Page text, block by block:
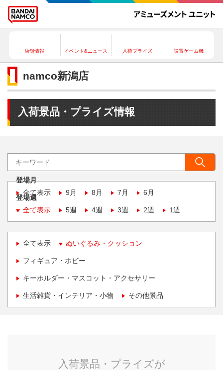
店舗情報 イベント&ニュース 入荷プライズ 設置ゲーム機
namco新潟店
入荷景品・プライズ情報
登場月
全て表示
9月 8月 7月 6月
登場週
全て表示
5週 4週 3週 2週 1週
全て表示 ぬいぐるみ・クッション
フィギュア・ホビー
キーホルダー・マスコット・アクセサリー
生活雑貨・インテリア・小物 その他景品